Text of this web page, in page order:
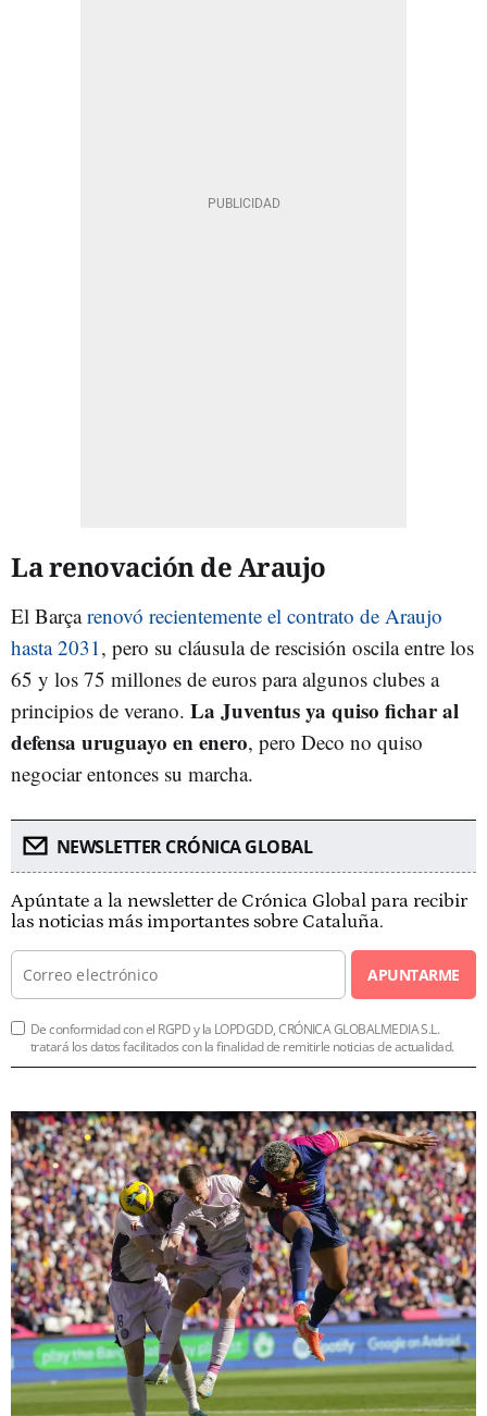
La renovación de Araujo
El Barçarenovó recientemente el contrato de Araujo
hasta 2031, pero su cláusula de rescisión oscila entre los
65 y los 75 millones de euros para algunos clubes a
principios de verano. La Juventus ya quiso fichar al
defensa uruguayo en enero, pero Deco no quiso
negociar entonces su marcha.
NEWSLETTER CRÓNICA GLOBAL
Apúntate a la newsletter de Crónica Global para recibir
las noticias más importantes sobre Cataluña.
APUNTARME
De conformidad con el RGPD y la LOPDGDD, CRÓNICA GLOBALMEDIA S.L.
tratará los datos facilitados con la finalidad de remitirle noticias de actualidad.